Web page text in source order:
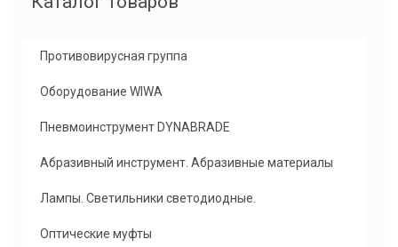
Противовирусная группа
Оборудование WIWA
Пневмоинструмент DYNABRADE
Абразивный инструмент. Абразивные материалы
Лампы. Светильники светодиодные.
Оптические муфты